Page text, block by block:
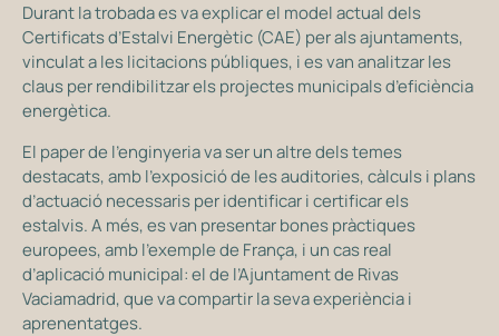
Durant la trobada es va explicar el model actual dels
Certificats d’Estalvi Energètic (CAE) per als ajuntaments,
vinculat a les licitacions públiques, i es van analitzar les
claus per rendibilitzar els projectes municipals d’eficiència
energètica.
El paper de l’enginyeria va ser un altre dels temes
destacats, amb l’exposició de les auditories, càlculs i plans
d’actuació necessaris per identificar i certificar els
estalvis. A més, es van presentar bones pràctiques
europees, amb l’exemple de França, i un cas real
d’aplicació municipal: el de l’Ajuntament de Rivas
Vaciamadrid, que va compartir la seva experiència i
aprenentatges.